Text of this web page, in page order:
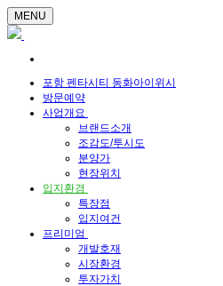
MENU
포항 펜타시티 동화아이위시
방문예약
사업개요
브랜드소개
조감도/투시도
분양가
현장위치
입지환경
특장점
입지여건
프리미엄
개발호재
시장환경
투자가치